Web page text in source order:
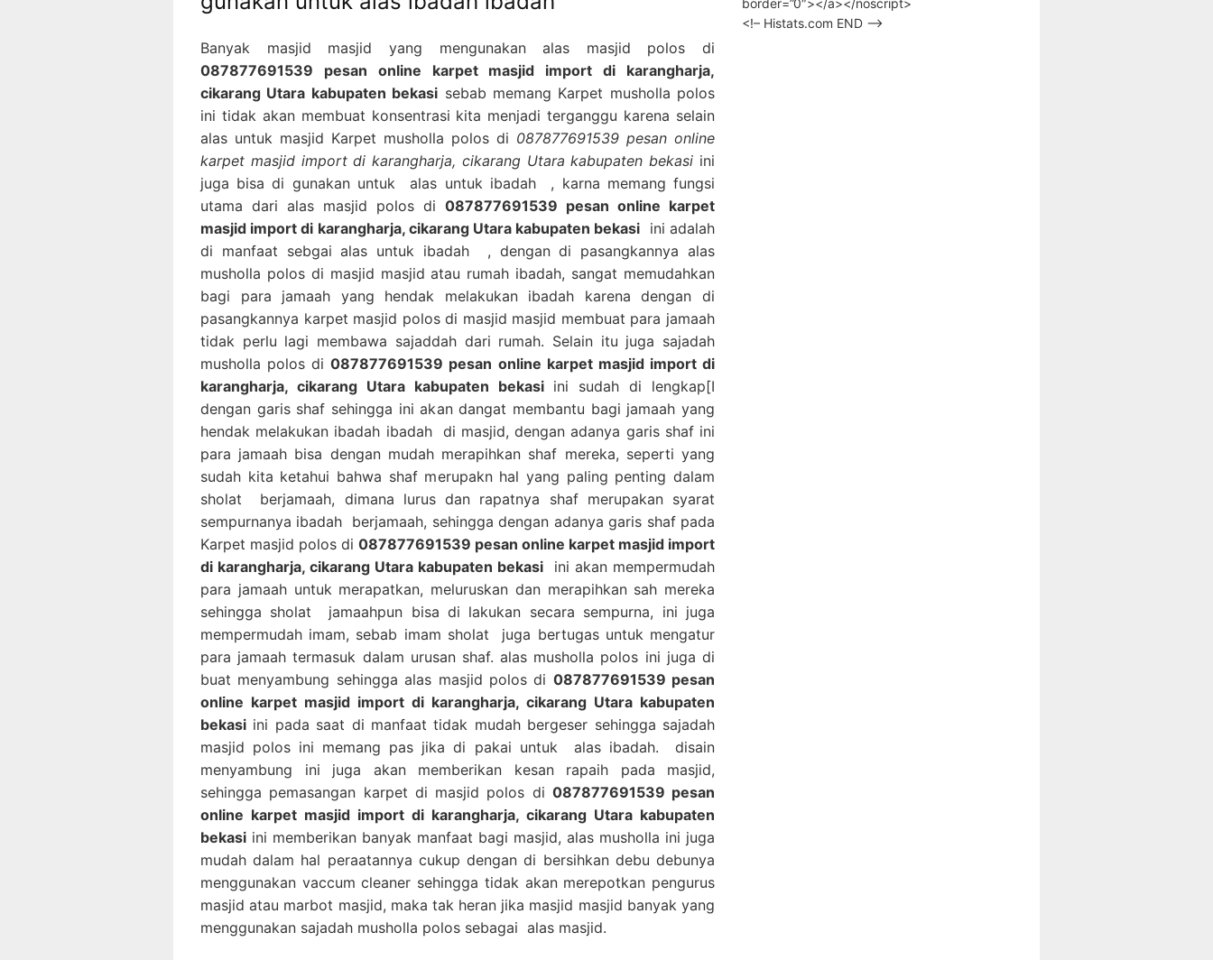
Banyak masjid masjid yang mengunakan alas masjid polos di
087877691539 pesan online karpet masjid import di karangharja,
cikarang Utara kabupaten bekasi sebab memang Karpet musholla polos
ini tidak akan membuat konsentrasi kita menjadi terganggu karena selain
alas untuk masjid Karpet musholla polos di 087877691539 pesan online
karpet masjid import di karangharja, cikarang Utara kabupaten bekasi ini
juga bisa di gunakan untuk alas untuk ibadah , karna memang fungsi
utama dari alas masjid polos di 087877691539 pesan online karpet
masjid import di karangharja, cikarang Utara kabupaten bekasi ini adalah
di manfaat sebgai alas untuk ibadah , dengan di pasangkannya alas
musholla polos di masjid masjid atau rumah ibadah, sangat memudahkan
bagi para jamaah yang hendak melakukan ibadah karena dengan di
pasangkannya karpet masjid polos di masjid masjid membuat para jamaah
tidak perlu lagi membawa sajaddah dari rumah. Selain itu juga sajadah
musholla polos di087877691539 pesan online karpet masjid import di
karangharja, cikarang Utara kabupaten bekasiini sudah di lengkap[I
dengan garis shaf sehingga ini akan dangat membantu bagi jamaah yang
hendak melakukan ibadah ibadah di masjid, dengan adanya garis shaf ini
para jamaah bisa dengan mudah merapihkan shaf mereka, seperti yang
sudah kita ketahui bahwa shaf merupakn hal yang paling penting dalam
sholat berjamaah, dimana lurus dan rapatnya shaf merupakan syarat
sempurnanya ibadah berjamaah, sehingga dengan adanya garis shaf pada
Karpet masjid polos di 087877691539 pesan online karpet masjid import
di karangharja, cikarang Utara kabupaten bekasi ini akan mempermudah
para jamaah untuk merapatkan, meluruskan dan merapihkan sah mereka
sehingga sholat jamaahpun bisa di lakukan secara sempurna, ini juga
mempermudah imam, sebab imam sholat juga bertugas untuk mengatur
para jamaah termasuk dalam urusan shaf. alas musholla polos ini juga di
buat menyambung sehingga alas masjid polos di 087877691539 pesan
online karpet masjid import di karangharja, cikarang Utara kabupaten
bekasi ini pada saat di manfaat tidak mudah bergeser sehingga sajadah
masjid polos ini memang pas jika di pakai untuk alas ibadah. disain
menyambung ini juga akan memberikan kesan rapaih pada masjid,
sehingga pemasangan karpet di masjid polos di 087877691539 pesan
online karpet masjid import di karangharja, cikarang Utara kabupaten
bekasi ini memberikan banyak manfaat bagi masjid, alas musholla ini juga
mudah dalam hal peraatannya cukup dengan di bersihkan debu debunya
menggunakan vaccum cleaner sehingga tidak akan merepotkan pengurus
masjid atau marbot masjid, maka tak heran jika masjid masjid banyak yang
menggunakan sajadah musholla polos sebagai alas masjid.
<!– Histats.com END –>